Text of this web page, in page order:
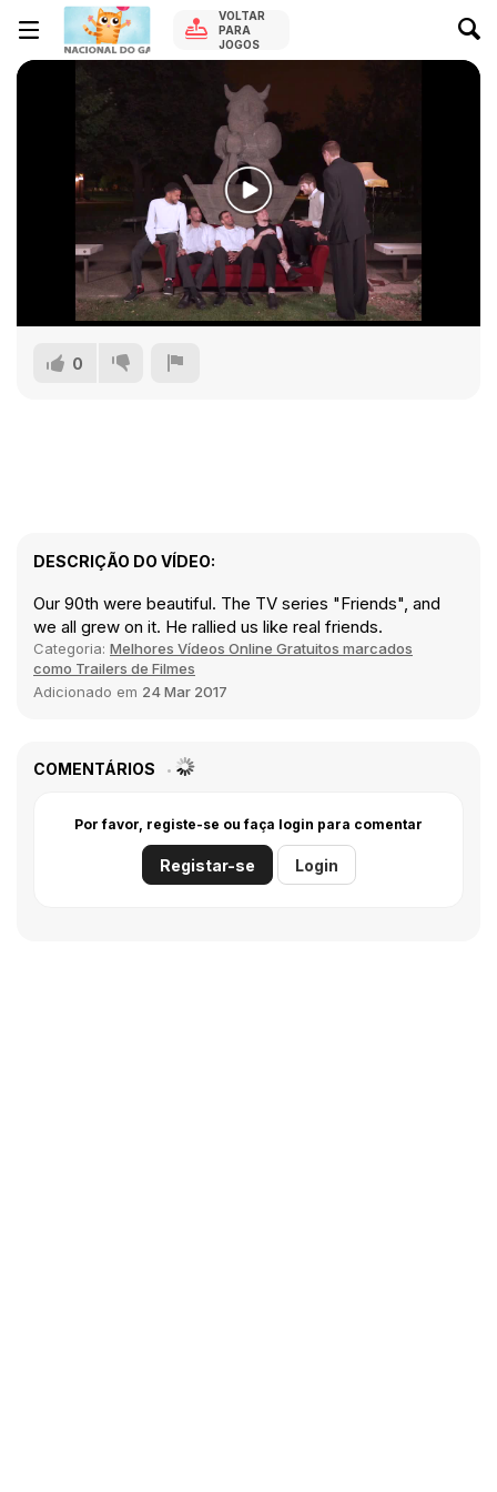
VOLTAR
PARA
JOGOS
0
DESCRIÇÃO DO VÍDEO:
Our 90th were beautiful. The TV series "Friends", and
we all grew on it. He rallied us like real friends.
Categoria: Melhores Vídeos Online Gratuitos marcados
como Trailers de Filmes
Adicionado em 24 Mar 2017
COMENTÁRIOS
Por favor, registe-se ou faça login para comentar
Registar-se Login